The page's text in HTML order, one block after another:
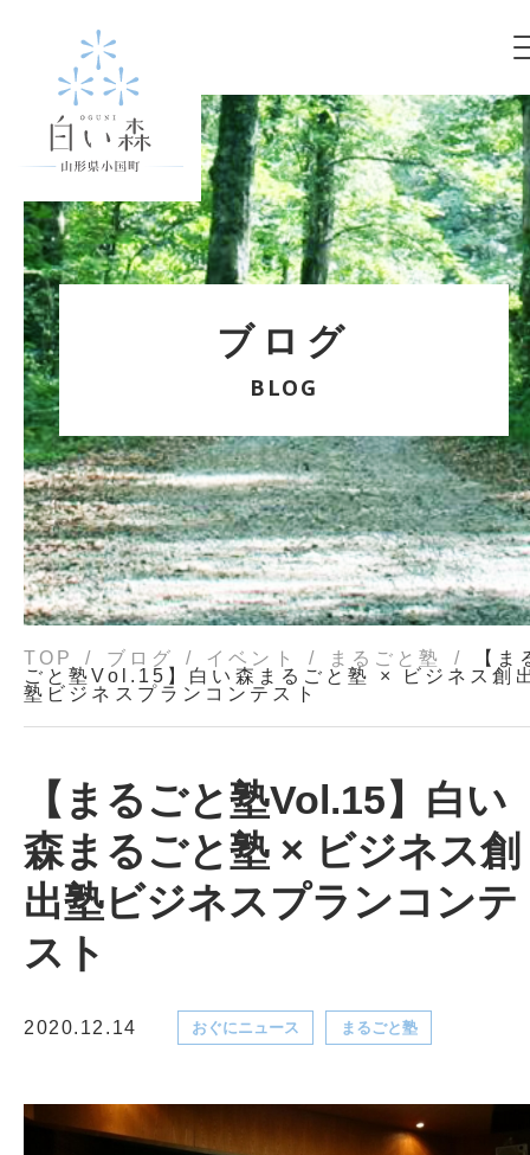
ブログ
BLOG
TOP ブログ イベント まるごと塾
【ま
ごと塾Vol.15】白い森まるごと塾 × ビジネス創
塾ビジネスプランコンテスト
【まるごと塾Vol.15】白い
森まるごと塾 × ビジネス創
出塾ビジネスプランコンテ
スト
2020.12.14 おぐにニュース まるごと塾